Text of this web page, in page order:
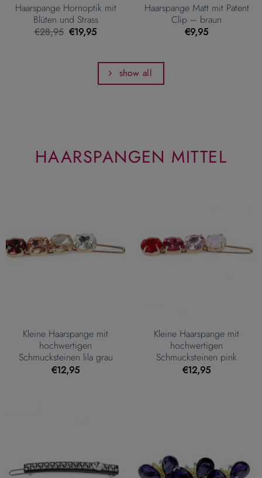
Haarspange Hornoptik mit
Blüten und Strass
€28,95 Ursprünglicher
Preis
€28,95
€19,95Aktueller
€19,95.
Haarspange Matt mit Patent
Clip – braun
€9,95
show all
HAARSPANGEN MITTEL
Kleine Haarspange mit
hochwertigen
Schmucksteinen lila grau
€12,95
Kleine Haarspange mit
hochwertigen
Schmucksteinen pink
€12,95